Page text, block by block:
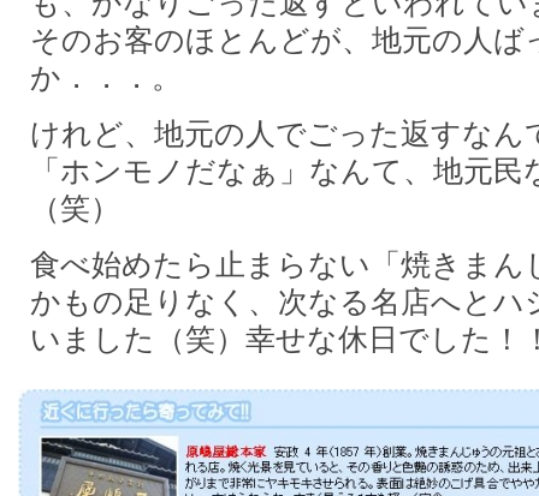
そのお客のほとんどが、地元の人ば
か．．．。
けれど、地元の人でごった返すなん
「ホンモノだなぁ」なんて、地元
（笑）
食べ始めたら止まらない「焼きまん
かもの足りなく、次なる名店へとハ
いました（笑）幸せな休日でした！